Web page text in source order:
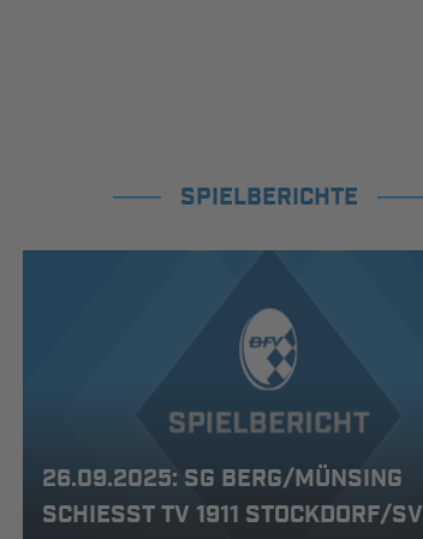
SPIELBERICHTE
26.09.2025: SG BERG/MÜNSING
SCHIESST TV 1911 STOCKDORF/SV P